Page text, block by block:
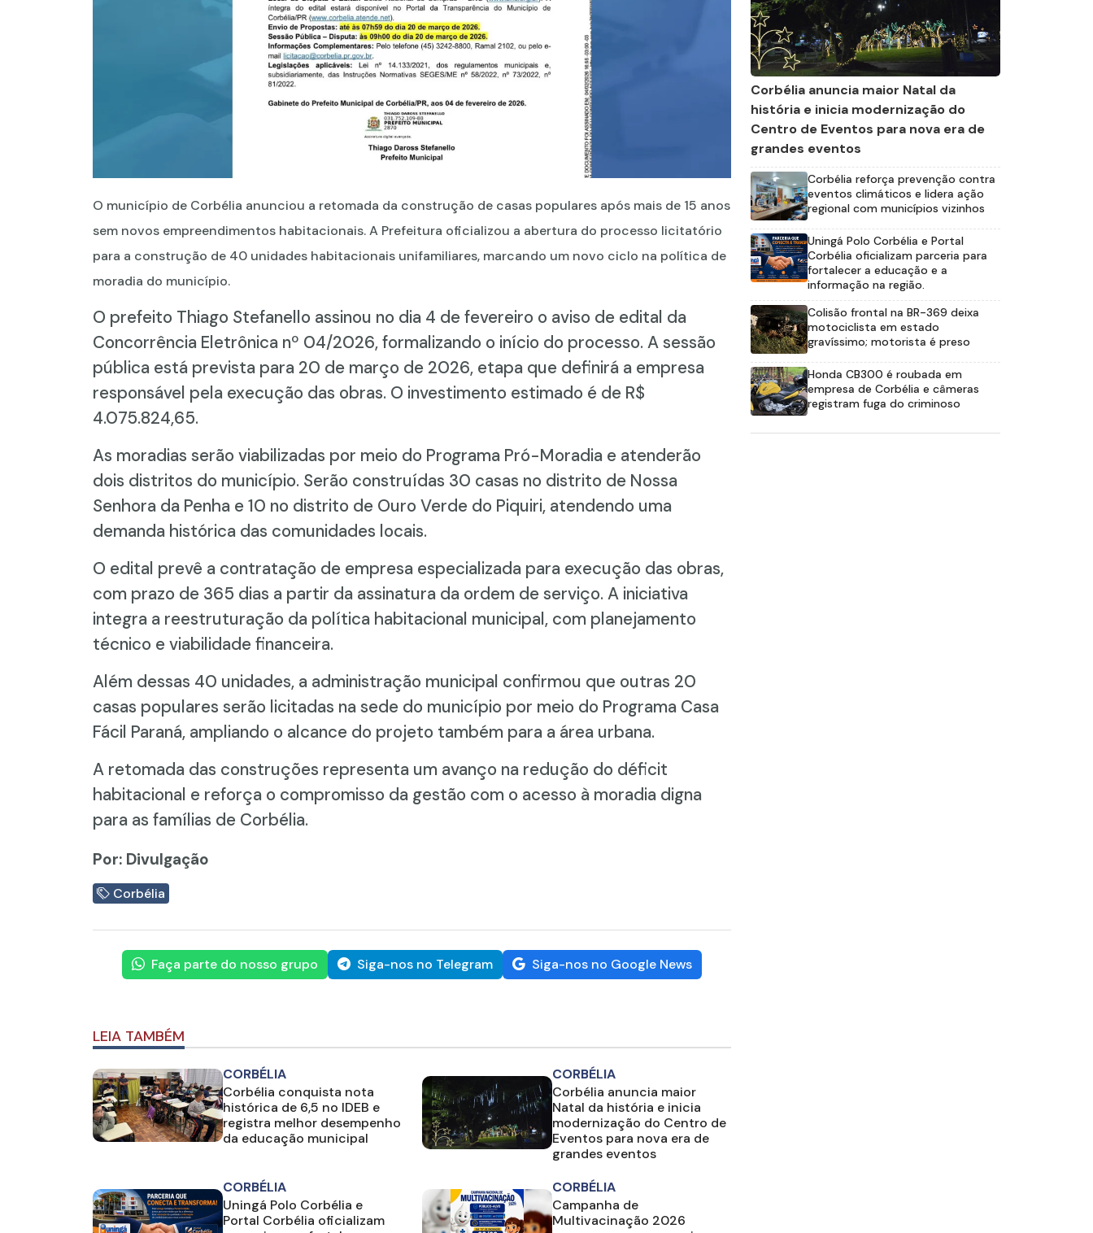
O município de Corbélia anunciou a retomada da construção de casas populares após mais de 15 anos
sem novos empreendimentos habitacionais. A Prefeitura oficializou a abertura do processo licitatório
para a construção de 40 unidades habitacionais unifamiliares, marcando um novo ciclo na política de
moradia do município.
O prefeito Thiago Stefanello assinou no dia 4 de fevereiro o aviso de edital da
Concorrência Eletrônica nº 04/2026, formalizando o início do processo. A sessão
pública está prevista para 20 de março de 2026, etapa que definirá a empresa
responsável pela execução das obras. O investimento estimado é de R$
4.075.824,65.
As moradias serão viabilizadas por meio do Programa Pró-Moradia e atenderão
dois distritos do município. Serão construídas 30 casas no distrito de Nossa
Senhora da Penha e 10 no distrito de Ouro Verde do Piquiri, atendendo uma
demanda histórica das comunidades locais.
O edital prevê a contratação de empresa especializada para execução das obras,
com prazo de 365 dias a partir da assinatura da ordem de serviço. A iniciativa
integra a reestruturação da política habitacional municipal, com planejamento
técnico e viabilidade financeira.
Além dessas 40 unidades, a administração municipal confirmou que outras 20
casas populares serão licitadas na sede do município por meio do Programa Casa
Fácil Paraná, ampliando o alcance do projeto também para a área urbana.
A retomada das construções representa um avanço na redução do déficit
habitacional e reforça o compromisso da gestão com o acesso à moradia digna
para as famílias de Corbélia.
Por: Divulgação
Corbélia
Faça parte do nosso grupo Siga-nos no Telegram Siga-nos no Google News
LEIA TAMBÉM
CORBÉLIA
Corbélia conquista nota
histórica de 6,5 no IDEB e
registra melhor desempenho
da educação municipal
CORBÉLIA
Corbélia anuncia maior
Natal da história e inicia
modernização do Centro de
Eventos para nova era de
grandes eventos
CORBÉLIA
Uningá Polo Corbélia e
Portal Corbélia oficializam
CORBÉLIA
Campanha de
Multivacinação 2026
Corbélia anuncia maior Natal da
história e inicia modernização do
Centro de Eventos para nova era de
grandes eventos
Corbélia reforça prevenção contra
eventos climáticos e lidera ação
regional com municípios vizinhos
Uningá Polo Corbélia e Portal
Corbélia oficializam parceria para
fortalecer a educação e a
informação na região.
Colisão frontal na BR-369 deixa
motociclista em estado
gravíssimo; motorista é preso
Honda CB300 é roubada em
empresa de Corbélia e câmeras
registram fuga do criminoso